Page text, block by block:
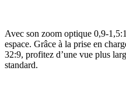
Avec son zoom optique 0,9-
espace. Grâce à la prise en
32:9, profitez d’une vue plus
standard.